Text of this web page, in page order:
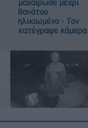
μαχαίρωσε μέχρι
θανάτου
ηλικιωμένο - Τον
κατέγραψε κάμερα